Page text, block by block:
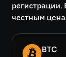
честным
BTC